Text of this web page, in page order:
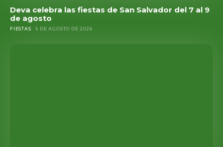
Deva celebra las fiestas de San Salvador del 7 al 9
de agosto
FIESTAS 5 DE AGOSTO DE 2026